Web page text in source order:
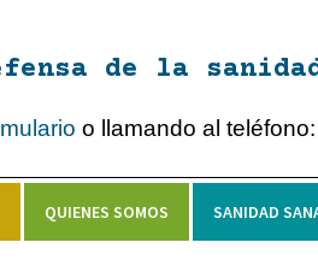
de la
o llamando al teléfono:
QUIENES SOMOS SANIDAD